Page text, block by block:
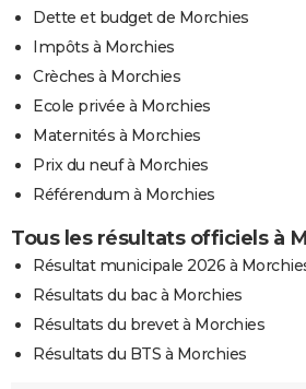
Dette et budget de Morchies
Impôts à Morchies
Crèches à Morchies
Ecole privée à Morchies
Maternités à Morchies
Prix du neuf à Morchies
Référendum à Morchies
Tous les résultats officiels à
Résultat municipale 2026 à
Résultats du bac à Morchies
Résultats du brevet à Morchies
Résultats du BTS à Morchies